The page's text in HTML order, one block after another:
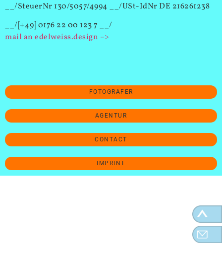
__/SteuerNr 130/5057/4994 __/USt-IdNr DE 216261238
__/[+49] 0176 22 00 123 7 __/
mail an edelweiss.design –>
FOTOGRAFER
AGENTUR
CONTACT
IMPRINT